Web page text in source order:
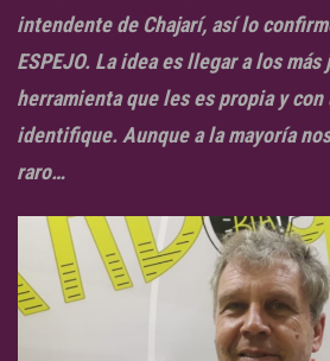
intendente de Chajarí, así lo
ESPEJO. La idea es llegar a los más
herramienta que les es propia y
identifique. Aunque a la mayoría
raro…